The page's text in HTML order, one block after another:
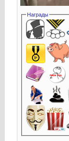
Награды